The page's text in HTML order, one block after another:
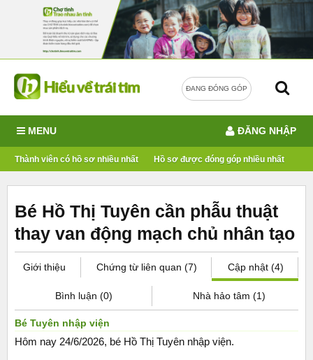
ĐANG ĐÓNG GÓP
MENU
Thành viên có hồ sơ nhiều nhất Hồ sơ được đóng góp nhiều nhất
ĐĂNG NHẬP
Bé Hồ Thị Tuyên cần phẫu thuật
thay van động mạch chủ nhân tạo
Giới thiệu Chứng từ liên quan (7) Cập nhật (4)
Bình luận (0) Nhà hảo tâm (1)
Bé Tuyên nhập viện
Hôm nay 24/6/2026, bé Hồ Thị Tuyên nhập viện.